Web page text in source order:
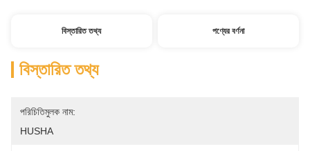
বিস্তারিত তথ্য পণ্যের বর্ণনা
বিস্তারিত তথ্য
পরিচিতিমুলক নাম:
HUSHA